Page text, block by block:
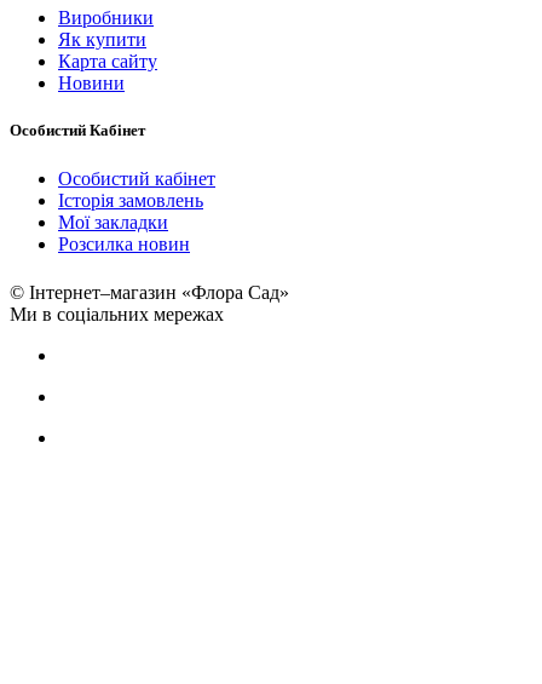
Виробники
Як купити
Карта сайту
Новини
Особистий Кабінет
Особистий кабінет
Історія замовлень
Мої закладки
Розсилка новин
© Інтернет–магазин «Флора Сад»
Ми в соціальних мережах